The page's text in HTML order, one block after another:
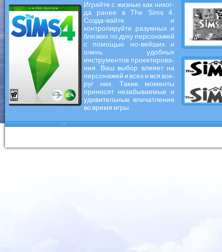
Играйте с жизнью как никог-
да ранее в The Sims 4.
Созда-вайте и
контролируйте разумных и
близких по духу персонажей
с помощью но-вейших и
очень удобных
инструментов проектирова-
ния. Ваш выбор влияет на
персонажей и всех и вся вок-
руг них. Такие моменты
приносят незабываемые и
удивительные впечатления
во время игры.